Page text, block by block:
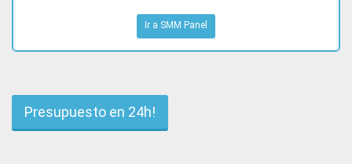
Ir a SMM Panel
Presupuesto en 24h!